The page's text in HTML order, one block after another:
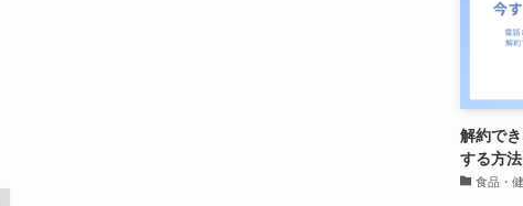
解約で
する方
食品・